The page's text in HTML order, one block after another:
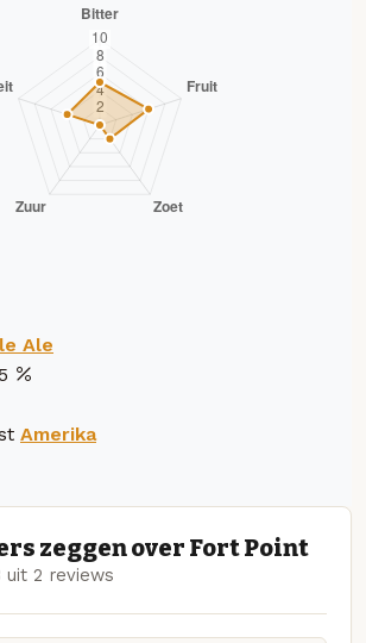
Ale
5
Amerika
zeggen over Fort Point
uit 2 reviews